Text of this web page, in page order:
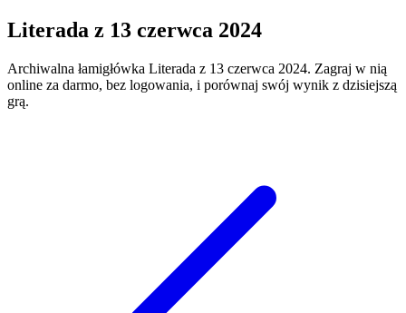
Literada z 13 czerwca 2024
Archiwalna łamigłówka Literada z 13 czerwca 2024. Zagraj w nią
online za darmo, bez logowania, i porównaj swój wynik z dzisiejszą
grą.